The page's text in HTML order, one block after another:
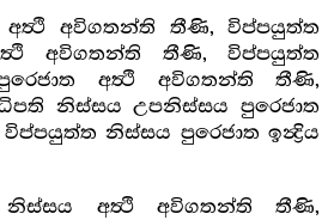
අත්‍ථි අවිගතන්ති තීණි, විප්පයුත්ත
අවිගතන්ති තීණි, විප්පයුත්ත
අත්‍ථි අවිගතන්ති තීණි,
නිස්සය උපනිස්සය පුරෙජාත
නිස්සය පුරෙජාත ඉන්‍ද්‍රිය
නිස්සය අත්‍ථි අවිගතන්ති තීණි,